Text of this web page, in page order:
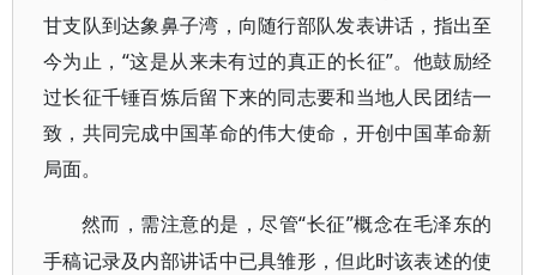
甘支队到达象鼻子湾，向随行部队发表讲话，指出至
今为止，“这是从来未有过的真正的长征”。他鼓励经
过长征千锤百炼后留下来的同志要和当地人民团结一
致，共同完成中国革命的伟大使命，开创中国革命新
局面。
然而，需注意的是，尽管“长征”概念在毛泽东的
手稿记录及内部讲话中已具雏形，但此时该表述的使